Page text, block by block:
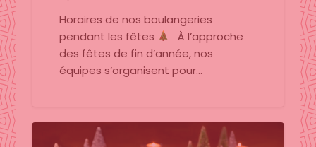
Horaires de nos boulangeries
pendant les fêtes
À l’approche
des fêtes de fin d’année, nos
équipes s’organisent pour…